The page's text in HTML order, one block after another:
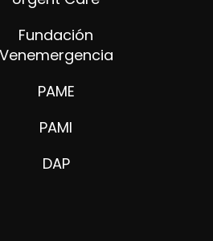
Fundación
Venemergencia
PAME
PAMI
DAP